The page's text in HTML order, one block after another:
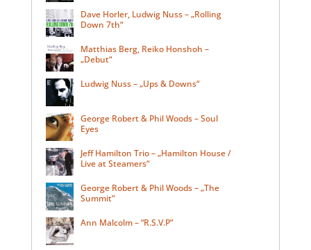
Dave Horler, Ludwig Nuss – „Rolling
Down 7th“
Matthias Berg, Reiko Honshoh –
„Debut“
Ludwig Nuss – „Ups & Downs“
George Robert & Phil Woods – Soul
Eyes
Jeff Hamilton Trio – „Hamilton House /
Live at Steamers“
George Robert & Phil Woods – „The
Summit“
Ann Malcolm – “R.S.V.P”